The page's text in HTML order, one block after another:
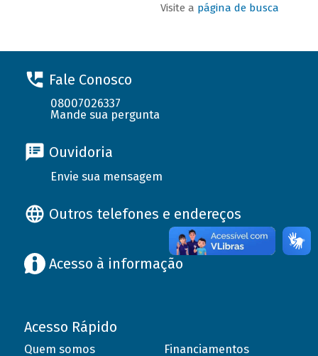
Visite a página de busca
Fale Conosco
08007026337
Mande sua pergunta
Ouvidoria
Envie sua mensagem
Outros telefones e endereços
Acesso à informação
Acesso Rápido
Quem somos
Financiamentos